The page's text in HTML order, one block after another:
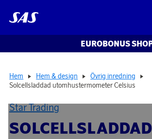
EUROBONUS
Hem Hem & design
Övrig inredning
Solcellsladdad utomhustermometer Celsius
Star Trading
SOLCELLSLADDAD